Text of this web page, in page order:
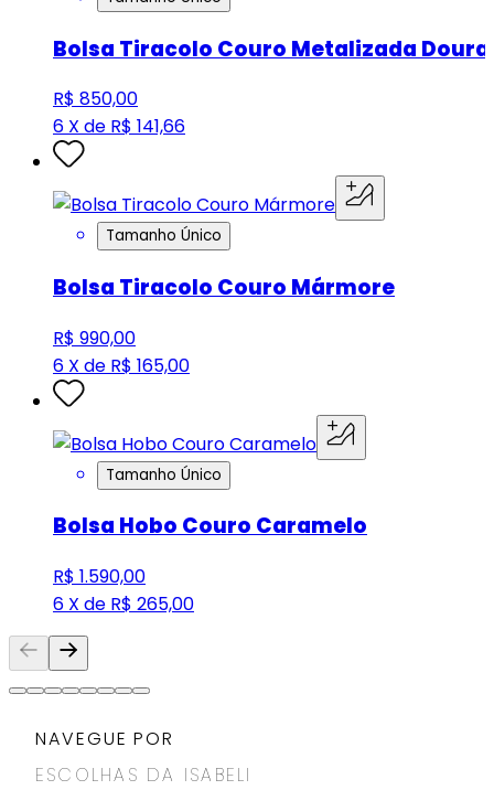
Bolsa Tiracolo Couro Metalizada
R$ 850,00
6 X de R$ 141,66
Tamanho Único
Bolsa Tiracolo Couro Mármore
R$ 990,00
6 X de R$ 165,00
Tamanho Único
Bolsa Hobo Couro Caramelo
R$ 1.590,00
6 X de R$ 265,00
NAVEGUE POR
ESCOLHAS DA ISABELI